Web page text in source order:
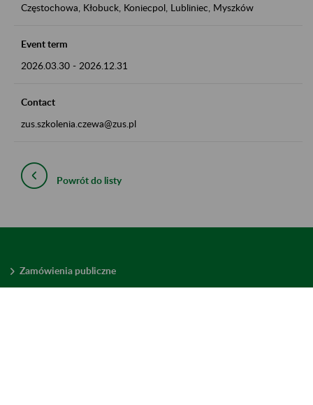
Częstochowa, Kłobuck, Koniecpol, Lubliniec, Myszków
Event term
2026.03.30 - 2026.12.31
Contact
zus.szkolenia.czewa@zus.pl
Powrót do listy
Zamówienia publiczne